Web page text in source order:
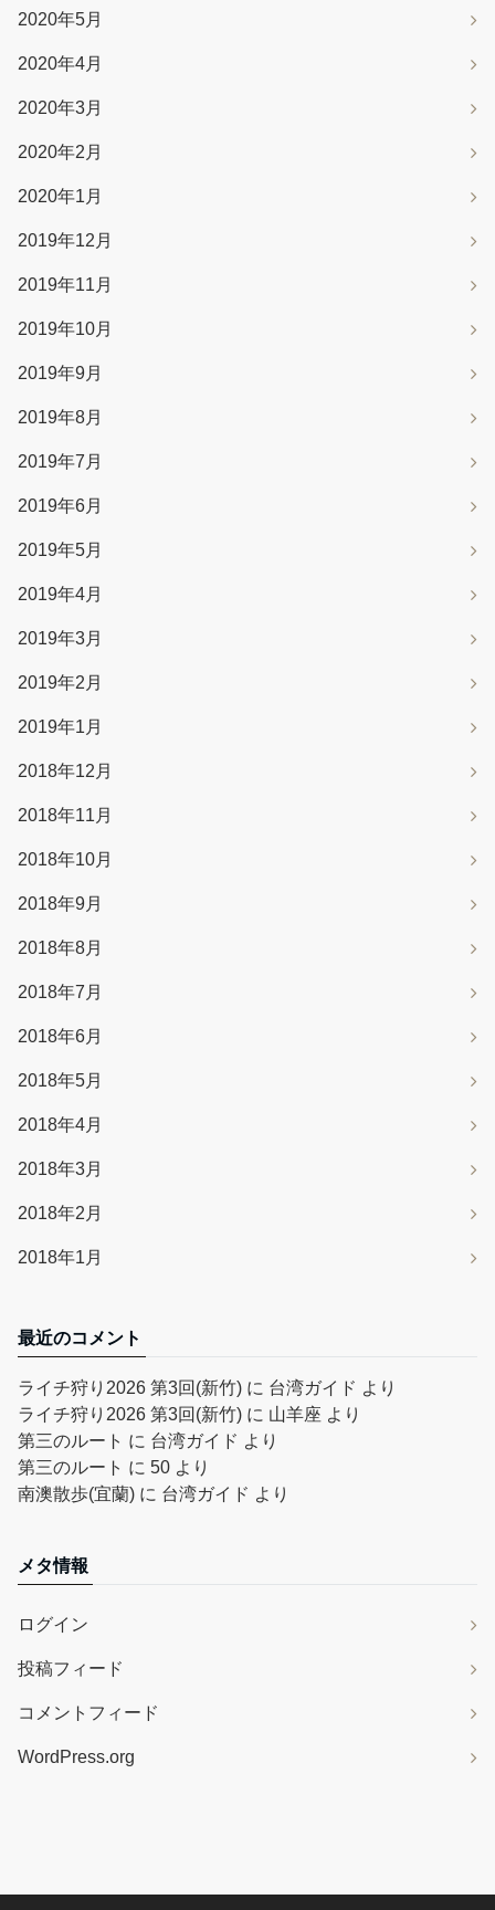
2020年5月
2020年4月
2020年3月
2020年2月
2020年1月
2019年12月
2019年11月
2019年10月
2019年9月
2019年8月
2019年7月
2019年6月
2019年5月
2019年4月
2019年3月
2019年2月
2019年1月
2018年12月
2018年11月
2018年10月
2018年9月
2018年8月
2018年7月
2018年6月
2018年5月
2018年4月
2018年3月
2018年2月
2018年1月
最近のコメント
ライチ狩り2026 第3回(新竹) に 台湾ガイド より
ライチ狩り2026 第3回(新竹) に 山羊座 より
第三のルート に 台湾ガイド より
第三のルート に 50 より
南澳散歩(宜蘭) に 台湾ガイド より
メタ情報
ログイン
投稿フィード
コメントフィード
WordPress.org